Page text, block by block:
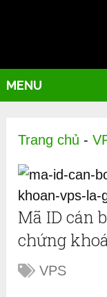
MENU
Trang chủ -
Mã ID cán
chứng
VPS